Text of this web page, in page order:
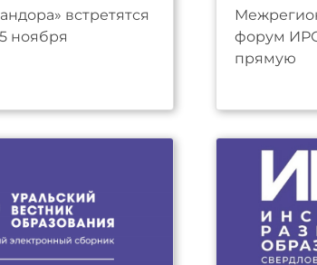
встретятся
ноября
форум
прямую